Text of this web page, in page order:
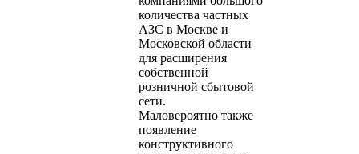
количества частных
АЗС в Москве и
Московской области
для расширения
собственной
розничной сбытовой
сети.
Маловероятно также
появление
конструктивного